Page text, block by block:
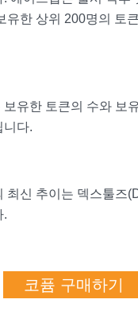
유한 상위 200명의 토
유한 토큰의 수와 보
니다.
최신 추이는 덱스툴즈
.
코퓸 구매하기